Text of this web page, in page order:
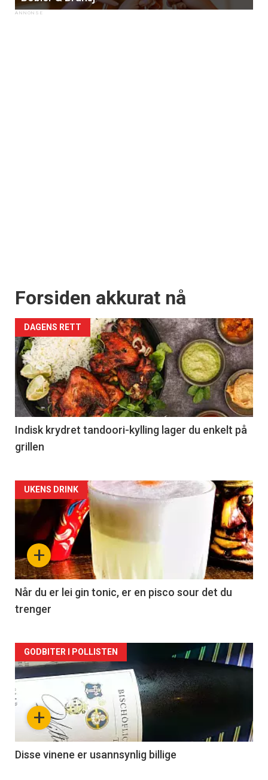
Forsiden akkurat nå
DAGENS RETT
Indisk krydret tandoori-kylling lager du enkelt på
grillen
Forsiden
akkurat
nå
-
2
+
UKENS DRINK
Når du er lei gin tonic, er en pisco sour det du
trenger
Forsiden
akkurat
nå
3
+
GODBITER I POLLISTEN
Disse vinene er usannsynlig billige